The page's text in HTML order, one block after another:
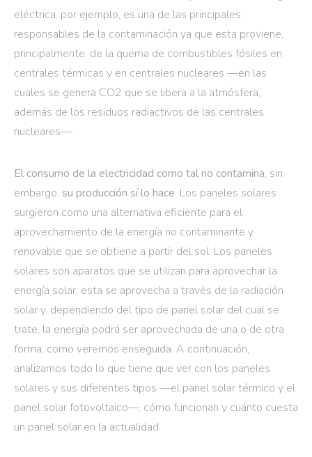
eléctrica, por ejemplo, es una de las principales
responsables de la contaminación ya que esta proviene,
principalmente, de la quema de combustibles fósiles en
centrales térmicas y en centrales nucleares —en las
cuales se genera CO2 que se libera a la atmósfera,
además de los residuos radiactivos de las centrales
nucleares—.
El consumo de la electricidad como tal no contamina, sin
embargo, su producción sí lo hace. Los paneles solares
surgieron como una alternativa eficiente para el
aprovechamiento de la energía no contaminante y
renovable que se obtiene a partir del sol. Los paneles
solares son aparatos que se utilizan para aprovechar la
energía solar, esta se aprovecha a través de la radiación
solar y, dependiendo del tipo de panel solar del cual se
trate, la energía podrá ser aprovechada de una o de otra
forma, como veremos enseguida. A continuación,
analizamos todo lo que tiene que ver con los paneles
solares y sus diferentes tipos —el panel solar térmico y el
panel solar fotovoltaico—, cómo funcionan y cuánto cuesta
un panel solar en la actualidad.